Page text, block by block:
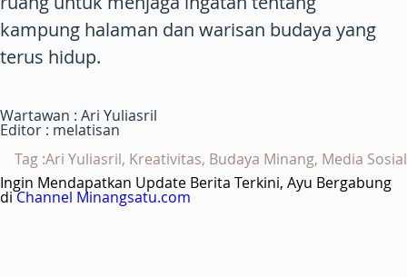
kampung halaman dan warisan budaya yang
terus hidup.
Wartawan : Ari Yuliasril
Editor : melatisan
Tag :Ari Yuliasril, Kreativitas, Budaya Minang, Media Sosial
Ingin Mendapatkan Update Berita Terkini, Ayu Bergabung
diChannel Minangsatu.com